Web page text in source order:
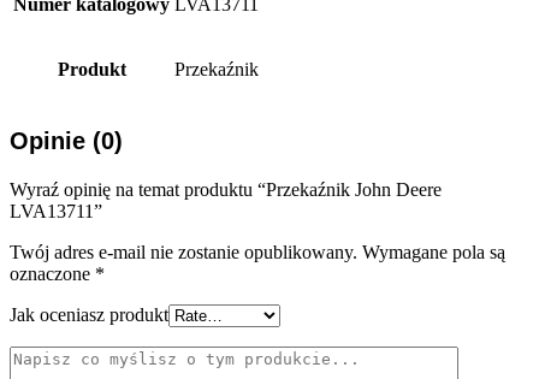
Numer katalogowy LVA13711
Produkt Przekaźnik
Opinie (0)
Wyraź opinię na temat produktu “Przekaźnik John Deere
LVA13711”
Twój adres e-mail nie zostanie opublikowany. Wymagane pola są
oznaczone *
Jak oceniasz produkt